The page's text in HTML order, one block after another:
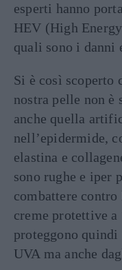
esperti hanno
HEV (High
quali sono i
Si è così scoperto
nostra pelle non è
anche quella
nell’epidermide,
elastina e
sono rughe e iper
combattere
creme protettive a
proteggono
UVA ma anche